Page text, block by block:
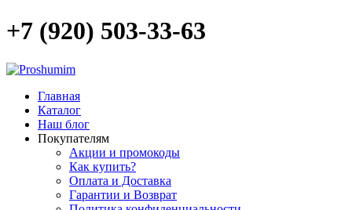
+7 (920) 503-33-63
Главная
Каталог
Наш блог
Покупателям
Акции и промокоды
Как купить?
Оплата и Доставка
Гарантии и Возврат